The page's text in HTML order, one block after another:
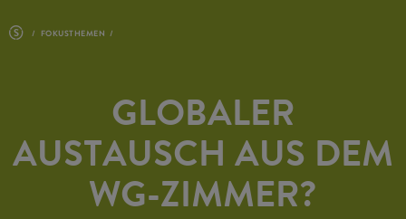
FOKUSTHEMEN
GLOBALER
AUSTAUSCH AUS DEM
WG-ZIMMER?